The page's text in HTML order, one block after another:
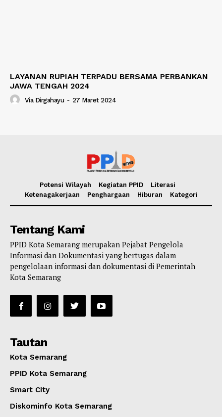
LAYANAN RUPIAH TERPADU BERSAMA PERBANKAN
JAWA TENGAH 2024
Via Dirgahayu - 27 Maret 2024
Potensi Wilayah Kegiatan PPID
Literasi
Ketenagakerjaan
Penghargaan Hiburan Kategori
Tentang Kami
PPID Kota Semarang merupakan Pejabat Pengelola
Informasi dan Dokumentasi yang bertugas dalam
pengelolaan informasi dan dokumentasi di Pemerintah
Kota Semarang
Tautan
Kota Semarang
PPID Kota Semarang
Smart City
Diskominfo Kota Semarang